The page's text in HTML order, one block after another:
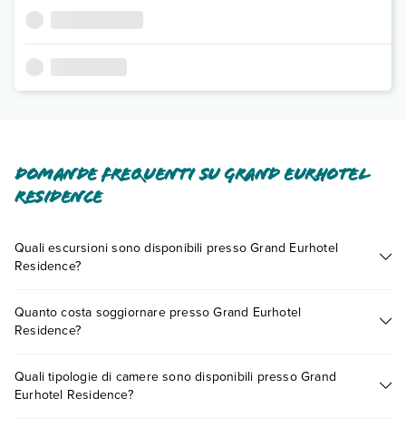
Domande frequenti su Grand Eurhotel
Residence
Quali escursioni sono disponibili presso Grand Eurhotel
Residence?
presso Grand Eurhotel Residence. Scoprile tutte nella
sezione
dedicatao contatta il call center chiamando il numero
Quanto costa soggiornare presso Grand Eurhotel
Residence?
a vari fattori (per es. date, condizioni dell'hotel, ecc). Per
consultare i prezzi, compila il motore di ricerca e scegli
Quali tipologie di camere sono disponibili presso Grand
Eurhotel Residence?